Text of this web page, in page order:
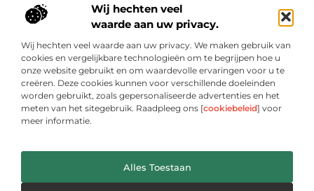
Wij hechten veel
waarde aan uw privacy.
Wij hechten veel waarde aan uw privacy. We maken gebruik van
cookies en vergelijkbare technologieën om te begrijpen hoe u
onze website gebruikt en om waardevolle ervaringen voor u te
creëren. Deze cookies kunnen voor verschillende doeleinden
worden gebruikt, zoals gepersonaliseerde advertenties en het
meten van het sitegebruik. Raadpleeg ons [cookiebeleid] voor
meer informatie.
Alles Toestaan
boeiende verhalen over het dagelijks leven.
Onze informatie